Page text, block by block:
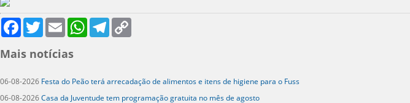
FacebookTwitter Email WhatsAppTelegram
Mais notícias
06-08-2026 Festa do Peão terá arrecadação de alimentos e itens de higiene para o Fuss
06-08-2026Casa da Juventude tem programação gratuita no mês de agosto